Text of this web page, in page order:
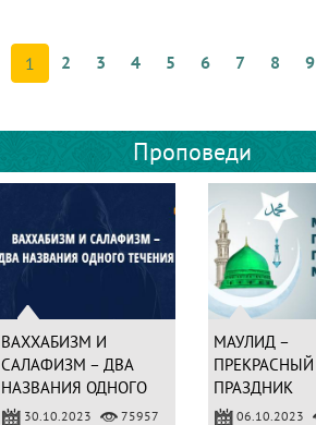
1 2 3 4 5 6 7 8 9
Проповеди
ВАХХАБИЗМ И
САЛАФИЗМ – ДВА
НАЗВАНИЯ ОДНОГО
ТЕЧЕНИЯ
30.10.2023 75957
МАУЛИД –
ПРЕКРАСНЫЙ
ПРАЗДНИК
МУСУЛЬМАН
06.10.2023